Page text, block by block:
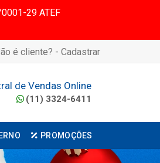
29 ATEF
é cliente? - Cadastrar
de Vendas Online
(11) 3324-6411
PROMOÇÕES